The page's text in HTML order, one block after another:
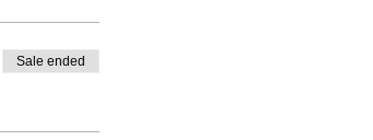
Sale ended